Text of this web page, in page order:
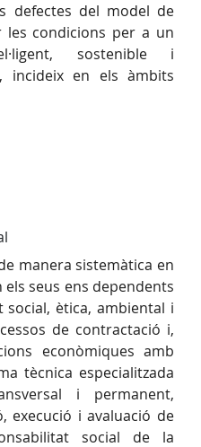
defectes del model de
les condicions per a un
sostenible i
incideix en els àmbits
manera sistemàtica en
seus ens dependents
ètica, ambiental i
de contractació i,
econòmiques amb
tècnica especialitzada
i permanent,
execució i avaluació de
social de la